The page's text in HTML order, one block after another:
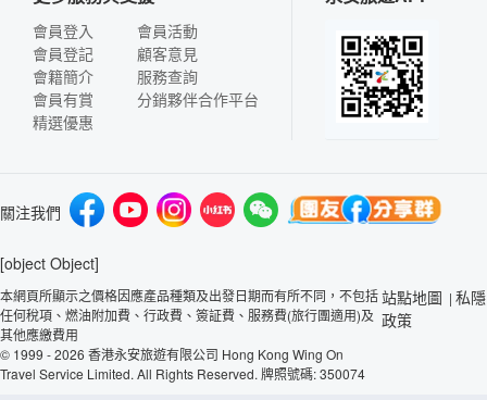
會員登入
會員登記
會籍簡介
會員有賞
精選優惠
會員活動
顧客意見
服務查詢
分銷夥伴合作平台
關注我們
[object Object]
本網頁所顯示之價格因應產品種類及出發日期而有所不同，不包括
任何稅項、燃油附加費、行政費、簽証費、服務費(旅行團適用)及
其他應繳費用
© 1999 - 2026 香港永安旅遊有限公司 Hong Kong Wing On
Travel Service Limited. All Rights Reserved. 牌照號碼: 350074
站點地圖 | 私隱
政策